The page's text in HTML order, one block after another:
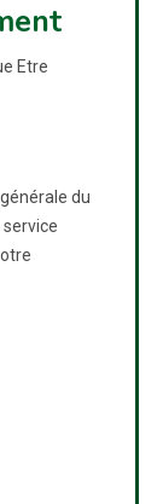
Etre
du